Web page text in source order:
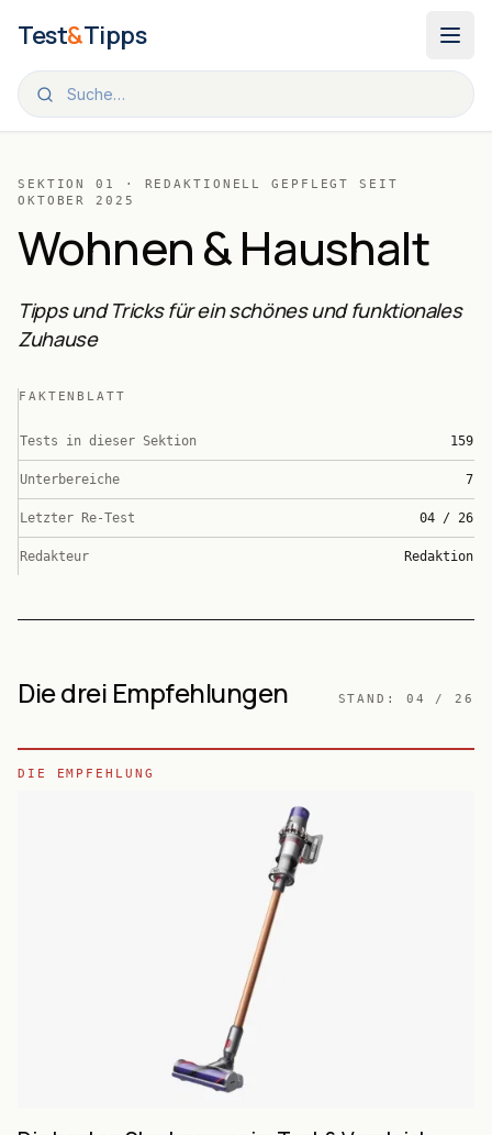
Test&Tipps
TEST & TIPPS
SEKTION01
· REDAKTIONELL GEPFLEGT SEIT
OKTOBER 2025
Wohnen & Haushalt
Tipps und Tricks für ein schönes und funktionales
Zuhause
FAKTENBLATT
Tests in dieser Sektion 159
Unterbereiche 7
Letzter Re-Test 04 / 26
Redakteur Redaktion
Die drei Empfehlungen STAND: 04 / 26
DIE EMPFEHLUNG